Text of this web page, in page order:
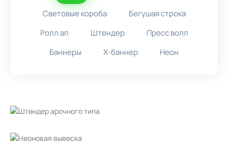
Световые короба
Бегушая строка
Ролл ап
Штендер
Пресс волл
Баннеры
X-баннер Неон